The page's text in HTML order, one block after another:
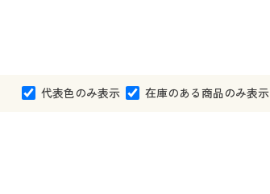
代表色のみ表示 在庫のある商品のみ表示